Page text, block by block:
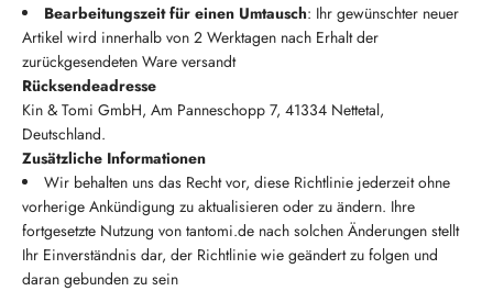
Bearbeitungszeit für einen Umtausch: Ihr gewünschter neuer
Artikel wird innerhalb von 2 Werktagen nach Erhalt der
zurückgesendeten Ware versandt
Rücksendeadresse
Kin & Tomi GmbH, Am Panneschopp 7, 41334 Nettetal,
Deutschland.
Zusätzliche Informationen
Wir behalten uns das Recht vor, diese Richtlinie jederzeit ohne
vorherige Ankündigung zu aktualisieren oder zu ändern. Ihre
fortgesetzte Nutzung von tantomi.de nach solchen Änderungen stellt
Ihr Einverständnis dar, der Richtlinie wie geändert zu folgen und
daran gebunden zu sein